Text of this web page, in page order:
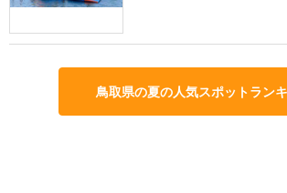
鳥取県の夏の人気スポットラン